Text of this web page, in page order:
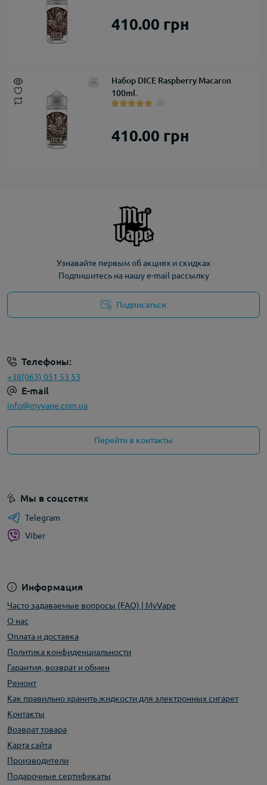
410.00 грн
Набор DICE Raspberry Macaron
100ml.
410.00 грн
Узнавайте первым об акциях и скидках
Подпишитесь на нашу e-mail рассылку
Подписаться
Телефоны:
+38(063) 051 53 53
E-mail
info@myvape.com.ua
Перейти в контакты
Информация
Часто задаваемые вопросы (FAQ) | MyVape
О нас
Оплата и доставка
Политика конфиденциальности
Гарантия, возврат и обмен
Ремонт
Как правильно хранить жидкости для электронных сигарет
Контакты
Возврат товара
Карта сайта
Производители
Подарочные сертификаты
Мы в соцсетях
Telegram
Viber